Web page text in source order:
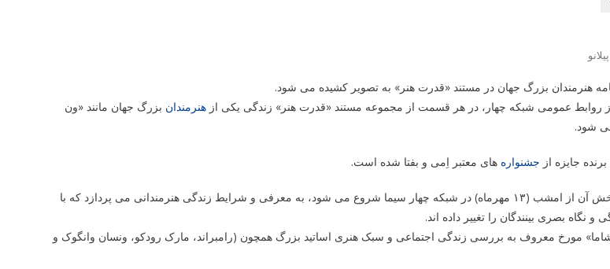
پیلانو
هنرمندان بزرگ جهان در مستند «قدرت هنر» به تصویر کشیده می شود.
از روابط عمومی شبکه چهار، در هر قسمت از مجموعه مستند «قدرت هنر» زندگی یکی از هنرمندان بزرگ جهان مانند «ون
شود.
جشنواره های معتبر اِمی و بفتا شده است.
مستند «قدرت هنر» که پخش آن از امشب (۱۳ مهرماه) در شبکه چهار سیما شروع می شود، به معرفی و شرایط زندگی هنرمندانی می پردازد که با
نگاه بصری بینندگان را تغییر داده اند.
مورخ معروف به بررسی زندگی اجتماعی و سبک هنری اساتید بزرگ همچون (رامبراند، مارک رودکو، ونسان وانگوک و